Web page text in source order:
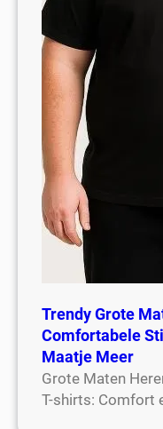
Trendy Grote
Comfortabele
Maatje Meer
Grote Maten
T-shirts: Comfort